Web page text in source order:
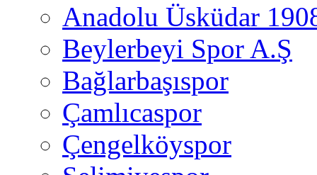
Anadolu Üsküdar
Beylerbeyi Spor A.Ş
Bağlarbaşıspor
Çamlıcaspor
Çengelköyspor